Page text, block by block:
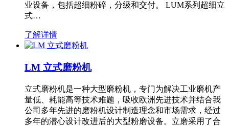
业设备，包括超细粉碎，分级和交付。 LUM系列超细立
式…
了解详情
LM 立式磨粉机
立式磨粉机是一种大型磨粉机，专门为解决工业磨机产
量低、耗能高等技术难题，吸收欧洲先进技术并结合我
公司多年先进的磨粉机设计制造理念和市场需求，经过
多年的潜心设计改进后的大型粉磨设备。立磨采用了合